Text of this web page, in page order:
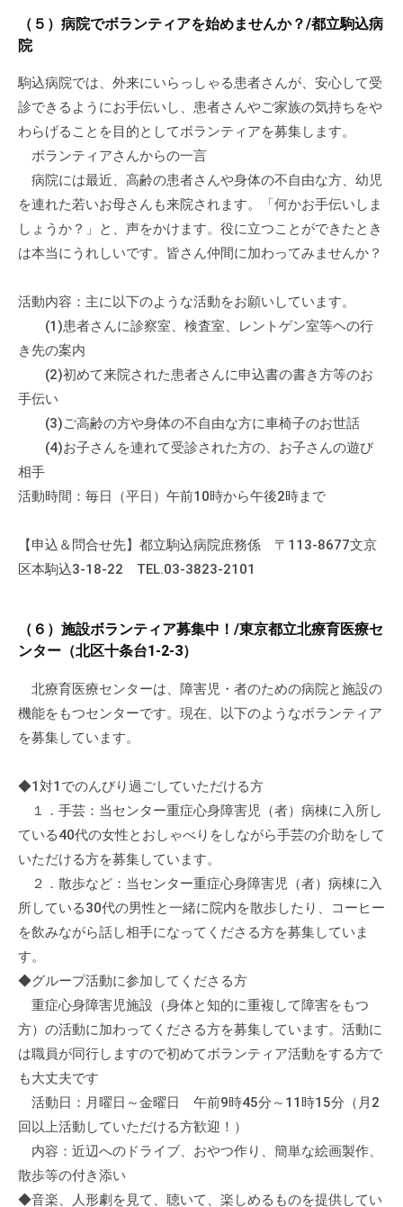
（５）病院でボランティアを始めませんか？/都立駒込病
院
駒込病院では、外来にいらっしゃる患者さんが、安心して受
診できるようにお手伝いし、患者さんやご家族の気持ちをや
わらげることを目的としてボランティアを募集します。
ボランティアさんからの一言
病院には最近、高齢の患者さんや身体の不自由な方、幼児
を連れた若いお母さんも来院されます。「何かお手伝いしま
しょうか？」と、声をかけます。役に立つことができたとき
は本当にうれしいです。皆さん仲間に加わってみませんか？
活動内容：主に以下のような活動をお願いしています。
(1)患者さんに診察室、検査室、レントゲン室等ヘの行
き先の案内
(2)初めて来院された患者さんに申込書の書き方等のお
手伝い
(3)ご高齢の方や身体の不自由な方に車椅子のお世話
(4)お子さんを連れて受診された方の、お子さんの遊び
相手
活動時間：毎日（平日）午前10時から午後2時まで
【申込＆問合せ先】都立駒込病院庶務係 〒113-8677文京
区本駒込3-18-22 TEL.03-3823-2101
（６）施設ボランティア募集中！/東京都立北療育医療セ
ンター（北区十条台1-2-3）
北療育医療センターは、障害児・者のための病院と施設の
機能をもつセンターです。現在、以下のようなボランティア
を募集しています。
◆1対1でのんびり過ごしていただける方
１．手芸：当センター重症心身障害児（者）病棟に入所し
ている40代の女性とおしゃべりをしながら手芸の介助をして
いただける方を募集しています。
２．散歩など：当センター重症心身障害児（者）病棟に入
所している30代の男性と一緒に院内を散歩したり、コーヒー
を飲みながら話し相手になってくださる方を募集していま
す。
◆グループ活動に参加してくださる方
重症心身障害児施設（身体と知的に重複して障害をもつ
方）の活動に加わってくださる方を募集しています。活動に
は職員が同行しますので初めてボランティア活動をする方で
も大丈夫です
活動日：月曜日～金曜日 午前9時45分～11時15分（月2
回以上活動していただける方歓迎！）
内容：近辺へのドライブ、おやつ作り、簡単な絵画製作、
散歩等の付き添い
◆音楽、人形劇を見て、聴いて、楽しめるものを提供してい